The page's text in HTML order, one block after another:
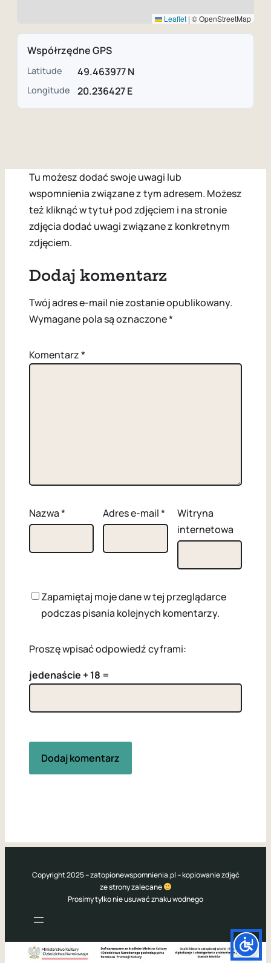
Leaflet | © OpenStreetMap
Współrzędne GPS
Latitude 49.463977 N
Longitude 20.236427 E
Tu możesz dodać swoje uwagi lub
wspomnienia związane z tym adresem. Możesz
też kliknąć w tytuł pod zdjęciem i na stronie
zdjęcia dodać uwagi związane z konkretnym
zdjęciem.
Dodaj komentarz
Twój adres e-mail nie zostanie opublikowany.
Wymagane pola są oznaczone*
Komentarz*
Nazwa* Adres e-mail*
Witryna
internetowa
Zapamiętaj moje dane w tej przeglądarce
podczas pisania kolejnych komentarzy.
Proszę wpisać odpowiedź cyframi:
jedenaście + 18 =
Copyright 2025 – zatopionewspomnienia.pl – kopiowanie zdjęć
ze strony zalecane
Prosimy tylko nie usuwać znaku wodnego